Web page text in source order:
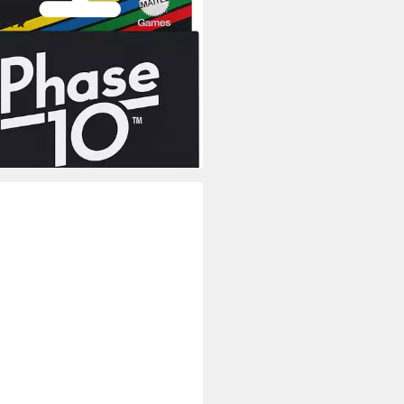
Phase 10, Kartenspiel
(49)
- in 1-2 Werktagen bei dir